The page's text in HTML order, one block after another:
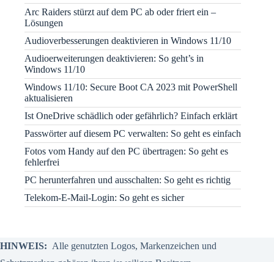
Arc Raiders stürzt auf dem PC ab oder friert ein –
Lösungen
Audioverbesserungen deaktivieren in Windows 11/10
Audioerweiterungen deaktivieren: So geht’s in
Windows 11/10
Windows 11/10: Secure Boot CA 2023 mit PowerShell
aktualisieren
Ist OneDrive schädlich oder gefährlich? Einfach erklärt
Passwörter auf diesem PC verwalten: So geht es einfach
Fotos vom Handy auf den PC übertragen: So geht es
fehlerfrei
PC herunterfahren und ausschalten: So geht es richtig
Telekom-E-Mail-Login: So geht es sicher
HINWEIS: Alle genutzten Logos, Markenzeichen und